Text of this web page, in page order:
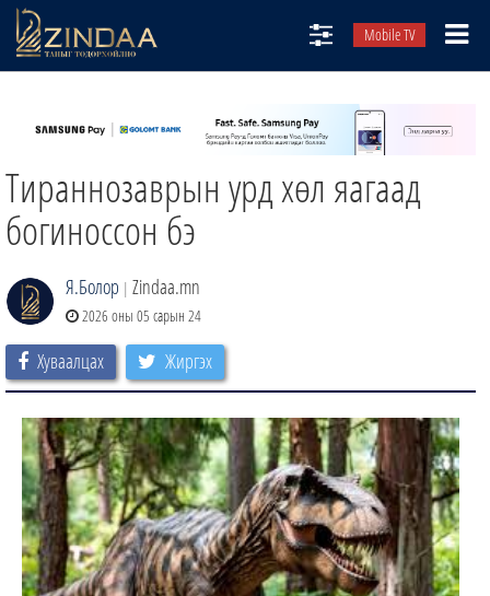
Mobile TV
ТВ8
ӨГЛӨӨНИЙ СОНИН
АУДИО ЗОХИОЛ
Тираннозаврын урд хөл яагаад
богиноссон бэ
Я.Болор | Zindaa.mn
2026 оны 05 сарын 24
Хуваалцах Жиргэх